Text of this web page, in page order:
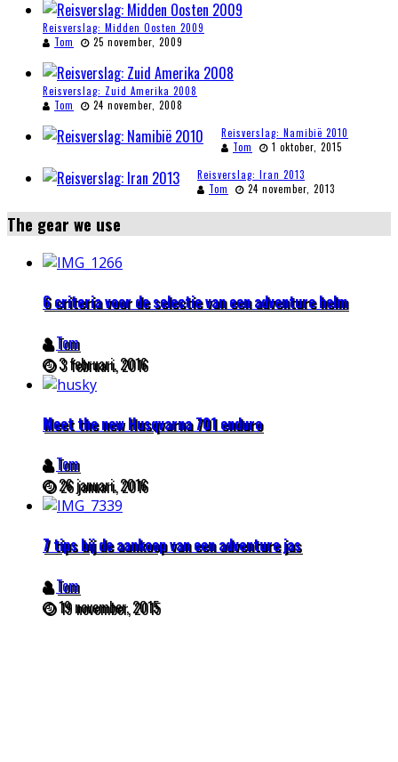
Reisverslag: Midden Oosten 2009
Tom
25 november, 2009
Reisverslag: Zuid Amerika 2008
Tom
24 november, 2008
Reisverslag: Namibië 2010
Tom
1 oktober, 2015
Reisverslag: Iran 2013
Tom
24 november, 2013
The gear we use
6 criteria voor de selectie van een adventure helm
Tom
3 februari, 2016
Meet the new Husqvarna 701 enduro
Tom
26 januari, 2016
7 tips bij de aankoop van een adventure jas
Tom
19 november, 2015